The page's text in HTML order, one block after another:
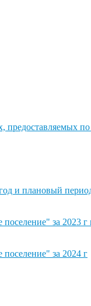
и плановый
за 2023 г
за 2024 г